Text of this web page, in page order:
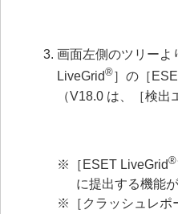
画面左側のツリー
LiveGrid®］の［
（V18.0 は、［検
※［ESET LiveGrid®
に提出する機能
※［クラッシュレポ